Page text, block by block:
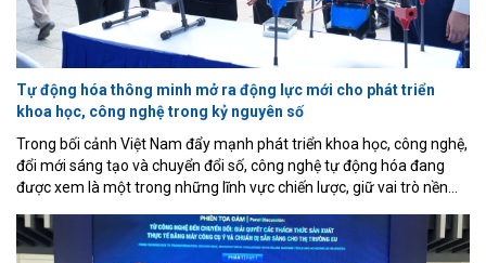
Tự động hóa thông minh mở ra động lực mới cho phát triển
khoa học, công nghệ trong kỷ nguyên số
Trong bối cảnh Việt Nam đẩy mạnh phát triển khoa học, công nghệ,
đổi mới sáng tạo và chuyển đổi số, công nghệ tự động hóa đang
được xem là một trong những lĩnh vực chiến lược, giữ vai trò nền
cạnh tranh quốc gia. Đây là nhận định được các chuyên gia, nhà
quản lý và nhà khoa học nhấn mạnh tại Hội nghị Khoa học và Triển